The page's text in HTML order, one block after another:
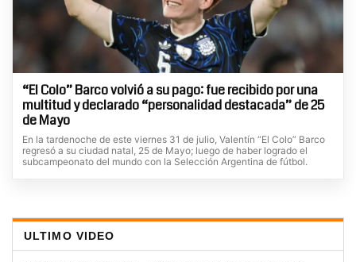
“El Colo” Barco volvió a su pago: fue recibido por una
multitud y declarado “personalidad destacada” de 25
de Mayo
En la tardenoche de este viernes 31 de julio, Valentín “El Colo” Barco
regresó a su ciudad natal, 25 de Mayo; luego de haber logrado el
subcampeonato del mundo con la Selección Argentina de fútbol.
ULTIMO VIDEO